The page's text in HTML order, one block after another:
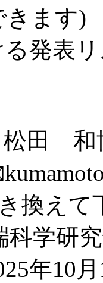
きます)
る発表
松田 和
換え
科学研
年10